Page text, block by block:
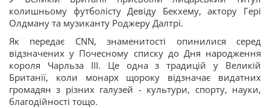
колишньому футболісту Девіду Бекхему, актору Гері
Олдману та музиканту Роджеру Далтрі.
Як передає CNN, знаменитості опинилися серед
відзначених у Почесному списку до Дня народження
короля Чарльза III. Це одна з традицій у Великій
Британії, коли монарх щороку відзначає видатних
громадян з різних галузей - культури, спорту, науки,
благодійності тощо.